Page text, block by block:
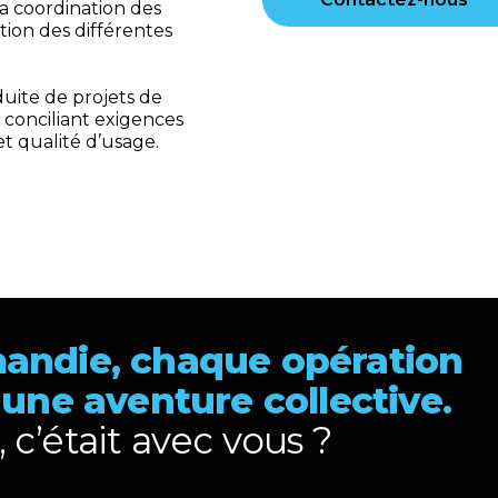
coordination des
des différentes
de projets de
exigences
qualité d’usage.
chaque opération
aventure collective.
avec vous ?